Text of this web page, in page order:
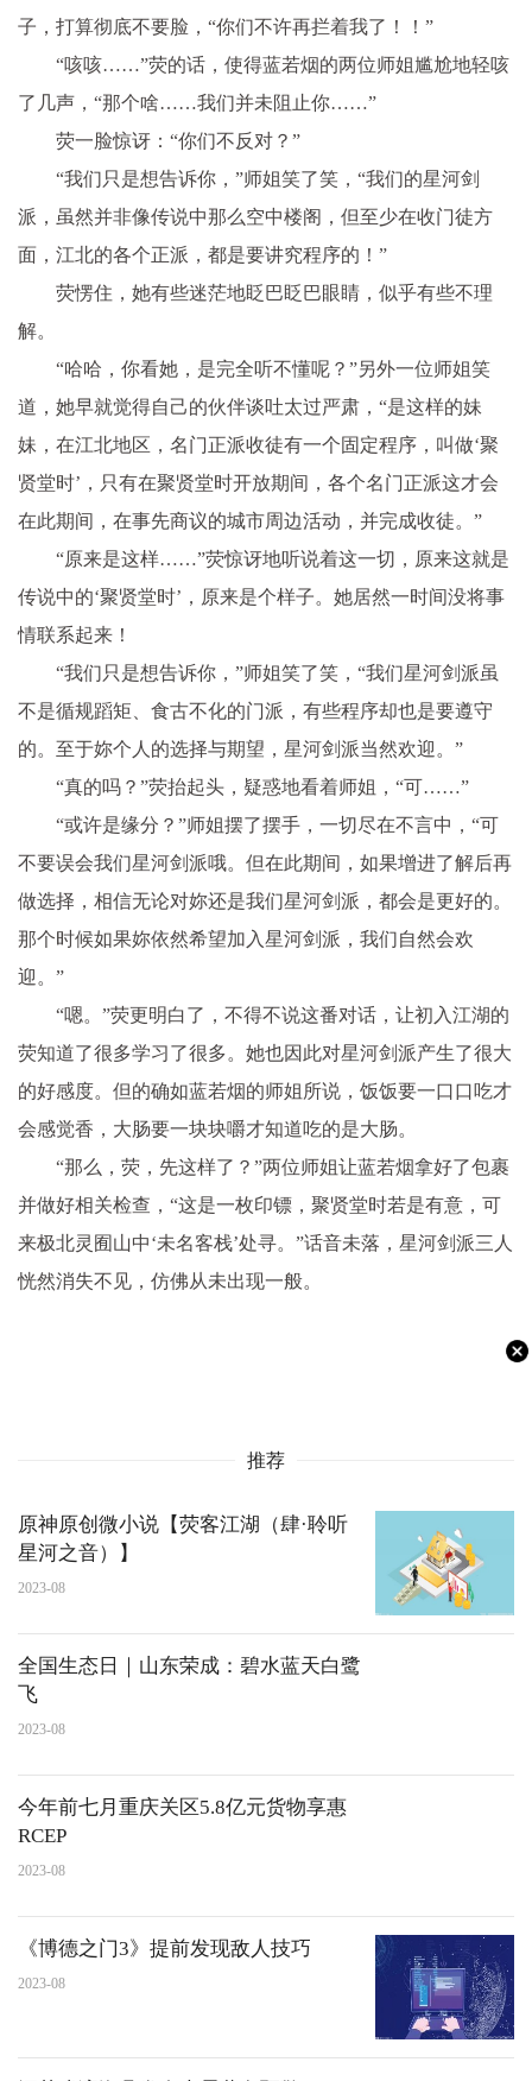
子，打算彻底不要脸，“你们不许再拦着我了！！”
“咳咳……”荧的话，使得蓝若烟的两位师姐尴尬地轻咳
了几声，“那个啥……我们并未阻止你……”
荧一脸惊讶：“你们不反对？”
“我们只是想告诉你，”师姐笑了笑，“我们的星河剑
派，虽然并非像传说中那么空中楼阁，但至少在收门徒方
面，江北的各个正派，都是要讲究程序的！”
荧愣住，她有些迷茫地眨巴眨巴眼睛，似乎有些不理
解。
“哈哈，你看她，是完全听不懂呢？”另外一位师姐笑
道，她早就觉得自己的伙伴谈吐太过严肃，“是这样的妹
妹，在江北地区，名门正派收徒有一个固定程序，叫做‘聚
贤堂时’，只有在聚贤堂时开放期间，各个名门正派这才会
在此期间，在事先商议的城市周边活动，并完成收徒。”
“原来是这样……”荧惊讶地听说着这一切，原来这就是
传说中的‘聚贤堂时’，原来是个样子。她居然一时间没将事
情联系起来！
“我们只是想告诉你，”师姐笑了笑，“我们星河剑派虽
不是循规蹈矩、食古不化的门派，有些程序却也是要遵守
的。至于妳个人的选择与期望，星河剑派当然欢迎。”
“真的吗？”荧抬起头，疑惑地看着师姐，“可……”
“或许是缘分？”师姐摆了摆手，一切尽在不言中，“可
不要误会我们星河剑派哦。但在此期间，如果增进了解后再
做选择，相信无论对妳还是我们星河剑派，都会是更好的。
那个时候如果妳依然希望加入星河剑派，我们自然会欢
迎。”
“嗯。”荧更明白了，不得不说这番对话，让初入江湖的
荧知道了很多学习了很多。她也因此对星河剑派产生了很大
的好感度。但的确如蓝若烟的师姐所说，饭饭要一口口吃才
会感觉香，大肠要一块块嚼才知道吃的是大肠。
“那么，荧，先这样了？”两位师姐让蓝若烟拿好了包裹
并做好相关检查，“这是一枚印镖，聚贤堂时若是有意，可
来极北灵囿山中‘未名客栈’处寻。”话音未落，星河剑派三人
恍然消失不见，仿佛从未出现一般。
推荐
原神原创微小说【荧客江湖（肆·聆听
星河之音）】
2023-08
全国生态日｜山东荣成：碧水蓝天白鹭
飞
2023-08
今年前七月重庆关区5.8亿元货物享惠
RCEP
2023-08
《博德之门3》提前发现敌人技巧
2023-08